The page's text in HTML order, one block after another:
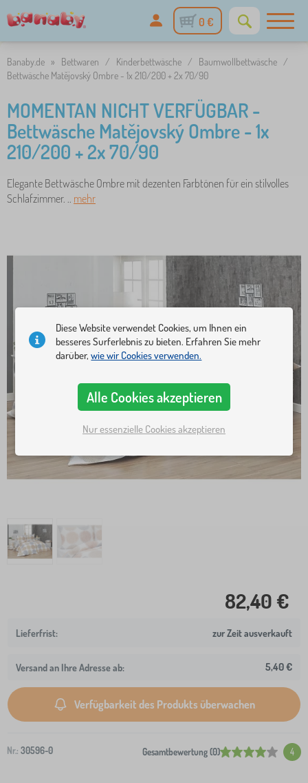
0 €
Banaby.de » Bettwaren / Kinderbettwäsche / Baumwollbettwäsche /
Bettwäsche Matějovský Ombre - 1x 210/200 + 2x 70/90
MOMENTAN NICHT VERFÜGBAR -
Bettwäsche Matějovský Ombre - 1x
210/200 + 2x 70/90
Elegante Bettwäsche Ombre mit dezenten Farbtönen für ein stilvolles
Schlafzimmer. .. mehr
82,40 €
zur Zeit ausverkauft
Versand an Ihre Adresse ab: 5,40 €
Verfügbarkeit des Produkts überwachen
Nr.: 30596-0 Gesamtbewertung (0) 4
Diese Website verwendet Cookies, um Ihnen ein
besseres Surferlebnis zu bieten. Erfahren Sie mehr
darüber,wie wir Cookies verwenden.
Alle Cookies akzeptieren
Nur essenzielle Cookies akzeptieren